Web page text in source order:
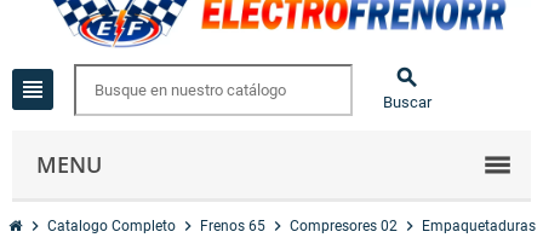
view_headline 
Buscar
MENU
chevron_right Catalogo Completo chevron_right Frenos 65 chevron_right Compresores 02 chevron_right Empaquetaduras